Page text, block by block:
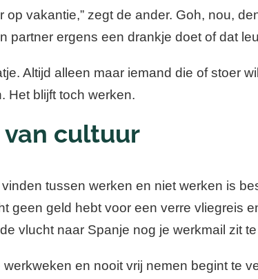
op vakantie,” zegt de ander. Goh, nou,
partner ergens een drankje doet of dat
Altijd alleen maar iemand die of stoer
Het blijft toch werken.
cultuur
tussen werken en niet werken is
geen geld hebt voor een verre vliegreis
vlucht naar Spanje nog je werkmail zit
en nooit vrij nemen begint te